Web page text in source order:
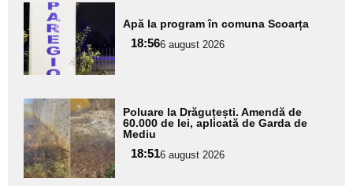
Adaugă
aici textul
pentru
subtitlu
Apă la program în comuna Scoarța
18:566 august 2026
Adaugă
aici textul
pentru
subtitlu
Poluare la Drăguțești. Amendă de
60.000 de lei, aplicată de Garda de
Mediu
18:516 august 2026